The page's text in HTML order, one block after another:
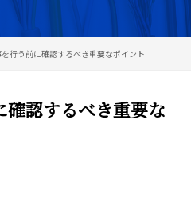
行う前に確認するべき重要なポイント
確認するべき重要な